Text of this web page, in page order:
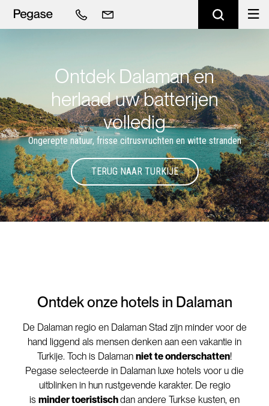
Ontdek Dalaman en
herlaad uw batterijen
volledig
Ongerepte natuur, frisse citrusvruchten en witte stranden
TERUG NAAR TURKIJE
Ontdek onze hotels in Dalaman
De Dalaman regio en Dalaman Stad zijn minder voor de
hand liggend als mensen denken aan een vakantie in
Turkije. Toch is Dalaman niet te onderschatten!
Pegase selecteerde in Dalaman luxe hotels voor u die
uitblinken in hun rustgevende karakter. De regio
is minder toeristischdan andere Turkse kusten, en